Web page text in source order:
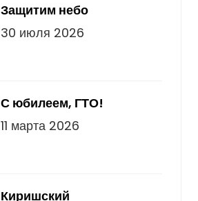
Защитим небо
30 июля 2026
С юбилеем, ГТО!
11 марта 2026
Киришский